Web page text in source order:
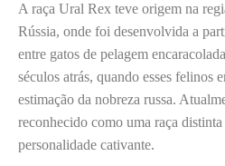
A raça Ural Rex teve origem na
Rússia, onde foi desenvolvida a
entre gatos de pelagem
séculos atrás, quando esses felinos
estimação da nobreza russa.
reconhecido como uma raça
personalidade cativante.